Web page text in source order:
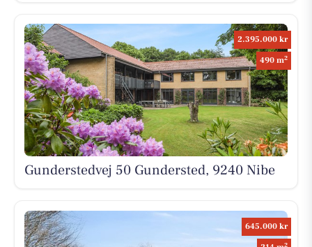
2.395.000 kr
490 m2
Gunderstedvej 50 Gundersted, 9240 Nibe
645.000 kr
2